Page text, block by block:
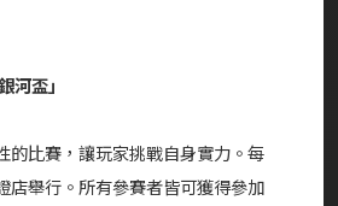
河盃」
的比賽，讓玩家挑戰自身實力。每
店舉行。所有參賽者皆可獲得參加